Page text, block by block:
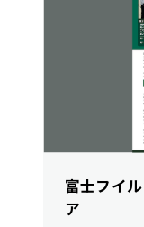
富士フイ
ア